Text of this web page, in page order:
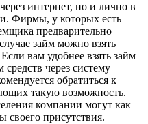
интернет, но и лично в
Фирмы, у которых есть
предварительно
займ можно взять
вам удобнее взять займ
через систему
обратиться к
такую возможность.
компании могут как
своего присутствия.